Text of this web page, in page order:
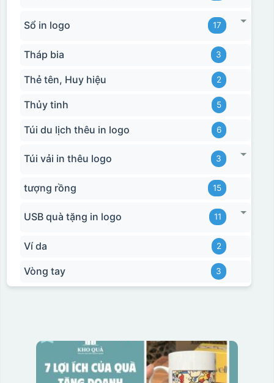
Sổ in logo 17
Tháp bia 3
Thẻ tên, Huy hiệu 2
Thủy tinh 5
Túi du lịch thêu in logo 6
Túi vải in thêu logo 3
tượng rồng 15
USB quà tặng in logo 11
Ví da 2
Vòng tay 3